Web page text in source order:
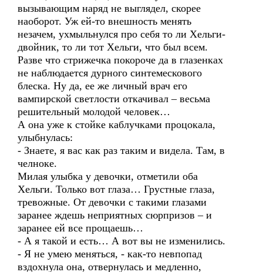
вызывающим наряд не выглядел, скорее
наоборот. Уж ей-то внешность менять
незачем, ухмыльнулся про себя то ли Хельги-
двойник, то ли тот Хельги, что был всем.
Разве что стрижечка покороче да в глазенках
не наблюдается дурного синтемескового
блеска. Ну да, ее же личный врач его
вампирской светлости откачивал – весьма
решительный молодой человек…
А она уже к стойке каблучками процокала,
улыбнулась:
- Знаете, я вас как раз таким и видела. Там, в
челноке.
Милая улыбка у девочки, отметили оба
Хельги. Только вот глаза… Грустные глаза,
тревожные. От девочки с такими глазами
заранее ждешь неприятных сюрпризов – и
заранее ей все прощаешь…
- А я такой и есть… А вот вы не изменились.
- Я не умею меняться, - как-то невпопад
вздохнула она, отвернулась и медленно,